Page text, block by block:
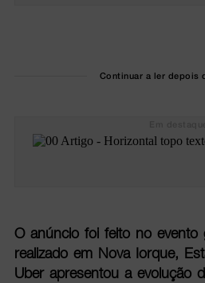
Continuar a ler depois
O anúncio foi feito no evento
realizado em Nova Iorque,
Uber apresentou a evolução